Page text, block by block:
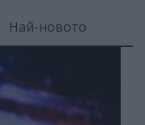
Най-новото